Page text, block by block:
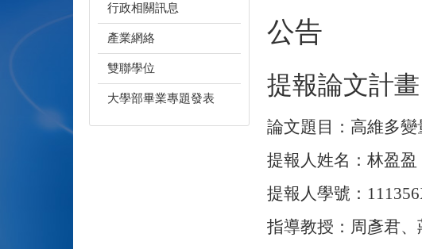
行政相關訊息
產業網絡
雙聯學位
大學部畢業專題發表
公告
提報論文計畫
論文題目：高維多
提報人姓名：林盈盈
提報人學號：
指導教授：周彥君、